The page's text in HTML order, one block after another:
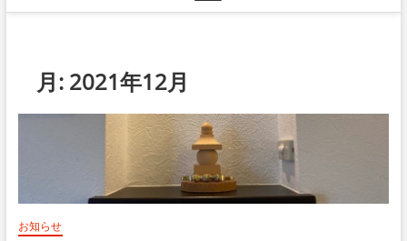
ニ
月: 2021年12月
お知らせ